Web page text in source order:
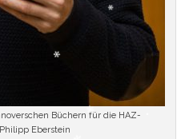
Büchern für die HAZ-
Eberstein